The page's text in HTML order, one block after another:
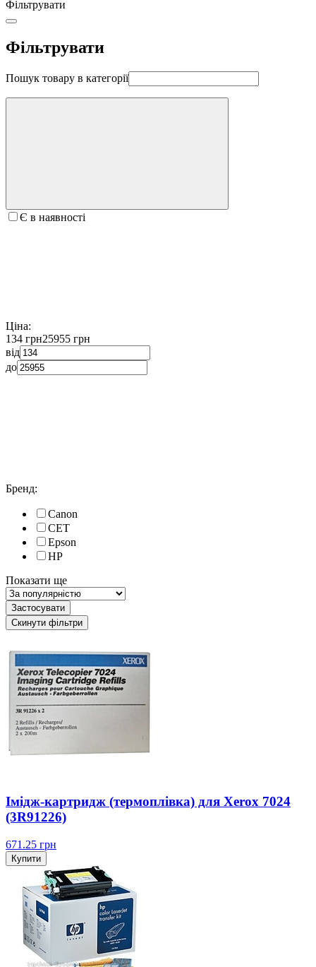
Фільтрувати
Фільтрувати
Пошук товару в категорії
Є в наявності
Ціна:
134 грн25955 грн
від
до
Бренд:
Canon
CET
Epson
HP
Показати ще
Застосувати
Скинути фільтри
Імідж-картридж (термоплівка) для Xerox 7024
(3R91226)
671.25 грн
Купити